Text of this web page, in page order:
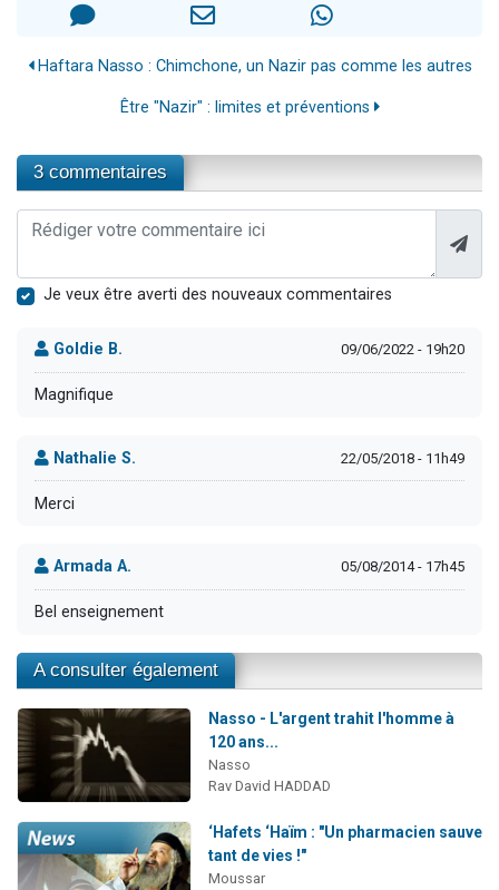
Haftara Nasso : Chimchone, un Nazir pas comme les autres
Être "Nazir" : limites et préventions
3 commentaires
Je veux être averti des nouveaux commentaires
Goldie B. 09/06/2022 - 19h20
Magnifique
Nathalie S. 22/05/2018 - 11h49
Merci
Armada A. 05/08/2014 - 17h45
Bel enseignement
A consulter également
Nasso - L'argent trahit l'homme à
120 ans...
Nasso
Rav David HADDAD
‘Hafets ‘Haïm : "Un pharmacien sauve
tant de vies !"
Moussar